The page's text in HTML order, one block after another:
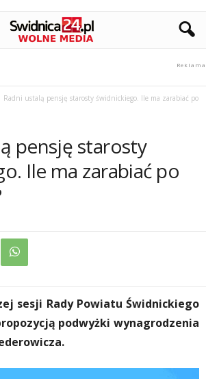
Radni ustalą pensję starosty świdnickiego. Ile ma zarabiać po
pensję starosty
Ile ma zarabiać po
sesji Rady Powiatu Świdnickiego
podwyżki wynagrodzenia